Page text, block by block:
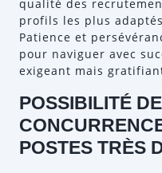
qualité des
profils les plus
Patience et
pour naviguer avec
exigeant mais
POSSIBILITÉ
POSTES TRÈS